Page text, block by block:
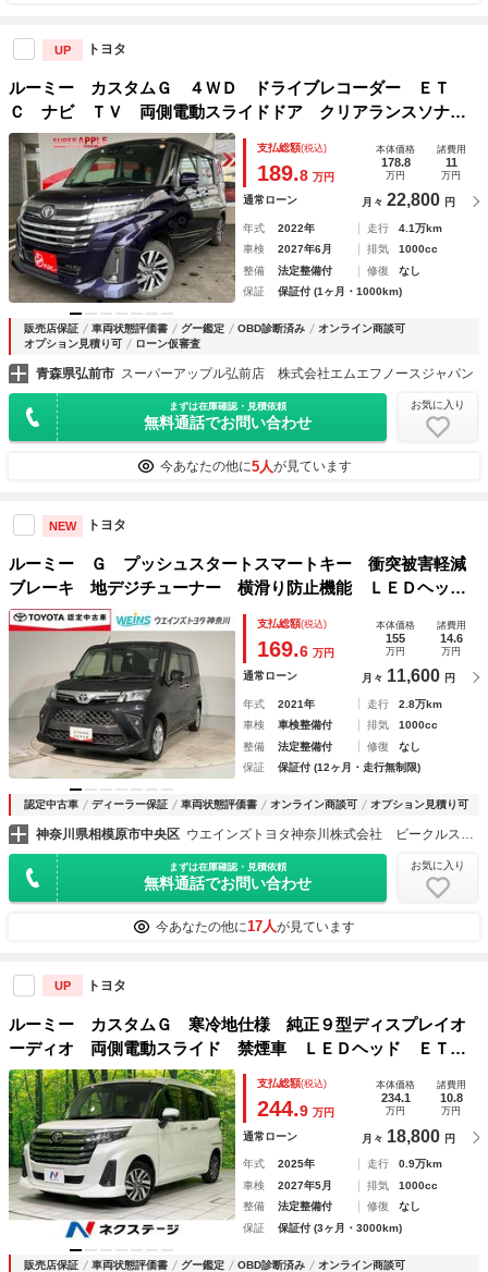
UP トヨタ
ルーミー カスタムＧ ４ＷＤ ドライブレコーダー ＥＴ
Ｃ ナビ ＴＶ 両側電動スライドドア クリアランスソナ
ー オートクルーズコントロール 衝突被害軽減システム ア
ルミホイール オートライト ＬＥＤヘッドランプ
支払総額(税込)
189.8 万円
本体価格
178.8
万円
諸費用
11
万円
通常ローン 月々 22,800 円
年式 2022年 走行
4.1万km
車検
2027年6月 排気
1000cc
整備
法定整備付 修復
なし
保証
保証付 (1ヶ月・1000km)
販売店保証 車両状態評価書 グー鑑定 OBD診断済み
オンライン商談可
オプション見積り可
ローン仮審査
青森県弘前市 スーパーアップル弘前店 株式会社エムエフノースジャパン
まずは在庫確認・見積依頼
無料通話でお問い合わせ
お気に入り
今あなたの他に5人が見ています
NEW トヨタ
ルーミー Ｇ プッシュスタートスマートキー 衝突被害軽減
ブレーキ 地デジチューナー 横滑り防止機能 ＬＥＤヘッド
ライト ワンオーナー車 ウォークスルー バックモニター
ＥＴＣ ドライブレコーダー キーレス ４ＷＤ
支払総額(税込)
169.6 万円
本体価格
155
万円
諸費用
14.6
万円
通常ローン 月々 11,600 円
年式 2021年 走行
2.8万km
車検
車検整備付 排気
1000cc
整備
法定整備付 修復
なし
保証
保証付 (12ヶ月・走行無制限)
認定中古車 ディーラー保証 車両状態評価書 オンライン商談可 オプション見積り可
神奈川県相模原市中央区 ウエインズトヨタ神奈川株式会社 ビークルステーション 渕野辺
まずは在庫確認・見積依頼
無料通話でお問い合わせ
お気に入り
今あなたの他に17人が見ています
UP トヨタ
ルーミー カスタムＧ 寒冷地仕様 純正９型ディスプレイオ
ーディオ 両側電動スライド 禁煙車 ＬＥＤヘッド ＥＴ
Ｃ バックカメラ Ｂｌｕｅｔｏｏｔｈ ＨＤＭＩ／ＵＳＢ端
子 オートエアコン スマートキー アイドリングストップ
支払総額(税込)
244.9 万円
本体価格
234.1
万円
諸費用
10.8
万円
通常ローン 月々 18,800 円
年式 2025年 走行
0.9万km
車検
2027年5月 排気
1000cc
整備
法定整備付 修復
なし
保証
保証付 (3ヶ月・3000km)
販売店保証 車両状態評価書 グー鑑定 OBD診断済み オンライン商談可